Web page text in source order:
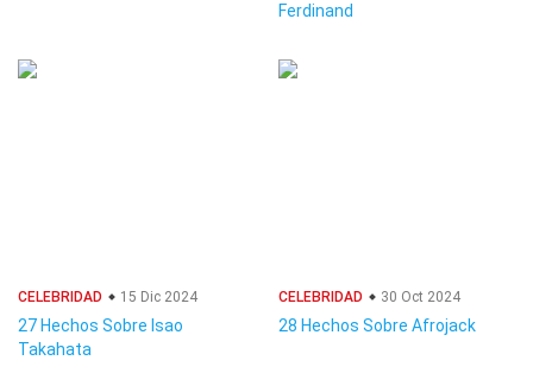
Ferdinand
CELEBRIDAD 15 Dic 2024
27 Hechos Sobre Isao
Takahata
CELEBRIDAD 30 Oct 2024
28 Hechos Sobre Afrojack